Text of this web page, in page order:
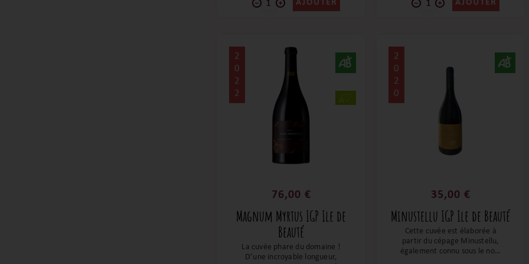
s’enchaînent, une merveille à
découvrir !
AJOUTER AJOUTER
2
0
2
2
76,00 €
Magnum Myrtus IGP Ile de
Beauté
La cuvée phare du domaine !
D’une incroyable longueur,
2
0
2
0
35,00 €
Minustellu IGP Ile de Beauté
Cette cuvée est élaborée à
partir du cépage Minustellu,
également connu sous le nom